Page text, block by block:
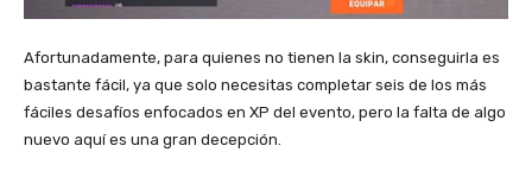
Afortunadamente, para quienes no tienen la skin, conseguirla es
bastante fácil, ya que solo necesitas completar seis de los más
fáciles desafíos enfocados en XP del evento, pero la falta de algo
nuevo aquí es una gran decepción.